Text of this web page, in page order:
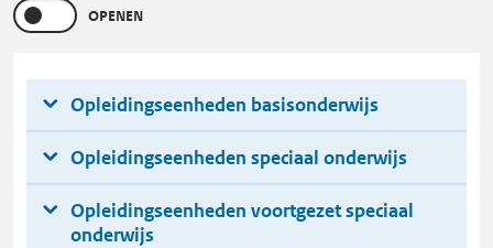
OPENEN
Opleidingseenheden basisonderwijs
Opleidingseenheden speciaal onderwijs
Opleidingseenheden voortgezet speciaal
onderwijs